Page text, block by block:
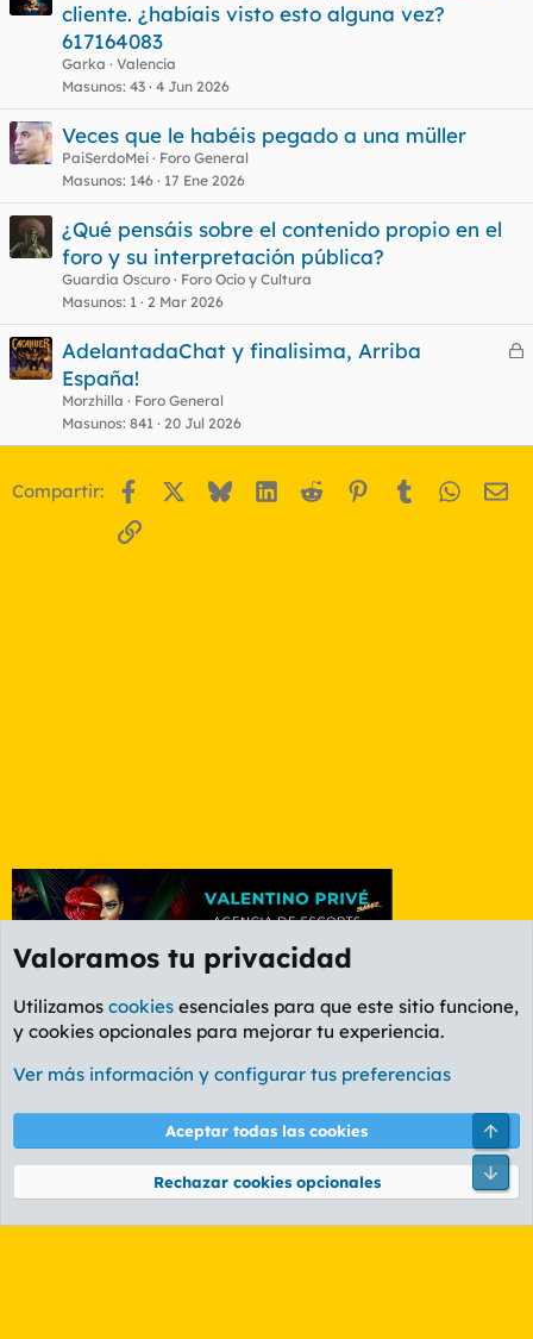
cliente. ¿habíais visto esto alguna vez?
617164083
Garka
Valencia
Masunos 43 4 Jun 2026
Veces que le habéis pegado a una müller
PaiSerdoMei
Foro General
Masunos 146 17 Ene 2026
¿Qué pensáis sobre el contenido propio en el
foro y su interpretación pública?
Guardia Oscuro
Foro Ocio y Cultura
Masunos 1 2 Mar 2026
C
a
AdelantadaChat y finalisima, Arriba
España!
Morzhilla
Foro General
Masunos 841 20 Jul 2026
Compartir: Facebook BlueskyLinkedIn
Reddit Pinterest
Tumblr
Enlace
Foro General
Cookies
PL OLDSTYLE AMARILLO
Términos y reglas Política de privacidad Ayuda
Community platform by XenForo® © 2010-2026 XenForo Ltd.
Valoramos tu privacidad
Utilizamos cookies esenciales para que este sitio funcione,
y cookies opcionales para mejorar tu experiencia.
Ver más información y configurar tus preferencias
Aceptar todas las cookies
Rechazar cookies opcionales
Pie